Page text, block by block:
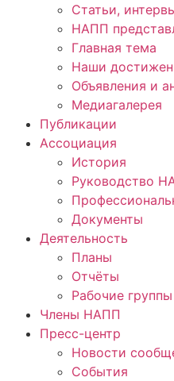
Статьи,
НАПП
Главная тема
Наши
Объявления и
Медиагалерея
Публикации
Ассоциация
История
Руководство
Документы
Деятельность
Планы
Отчёты
Рабочие
Члены НАПП
Пресс-центр
Новости
События